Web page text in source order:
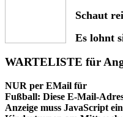
Schaut
Es lohnt
WARTELISTE für
NUR per EMail für
Fußball: Diese E-Mail-
Anzeige muss JavaScript